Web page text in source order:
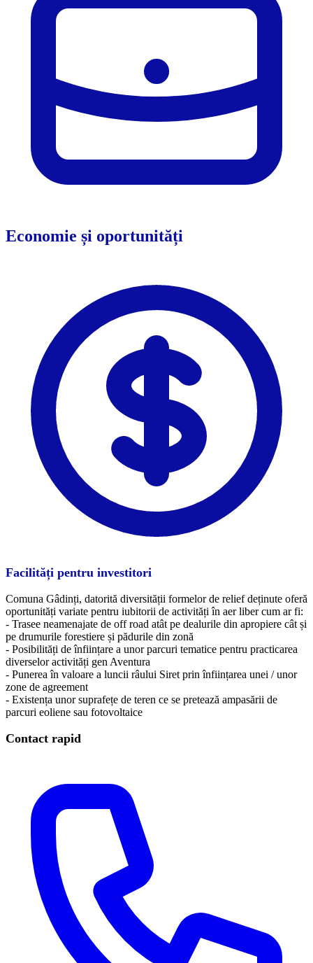
Economie și oportunități
Facilități pentru investitori
Comuna Gâdinți, datorită diversității formelor de relief deținute oferă
oportunități variate pentru iubitorii de activități în aer liber cum ar fi:
- Trasee neamenajate de off road atât pe dealurile din apropiere cât și
pe drumurile forestiere și pădurile din zonă
- Posibilități de înființare a unor parcuri tematice pentru practicarea
diverselor activități gen Aventura
- Punerea în valoare a luncii râului Siret prin înființarea unei / unor
zone de agreement
​- Existența unor suprafețe de teren ce se pretează ampasării de
parcuri eoliene sau fotovoltaice
Contact rapid